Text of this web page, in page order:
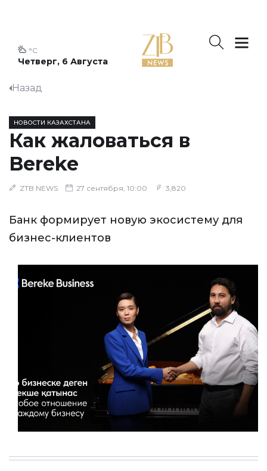
Четверг, 6 Августа
°C
Назад
НОВОСТИ КАЗАХСТАНА
Как жаловаться в
Bereke
ZTB NEWS 27 сентября, 10:00 3,820
Банк формирует новую экосистему для
бизнес-клиентов